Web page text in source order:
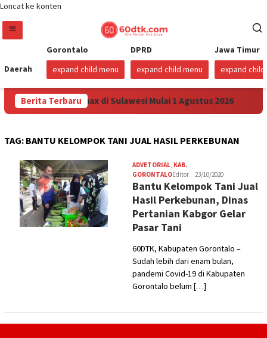
Loncat ke konten
Daerah
Gorontalo
expand child menu
DPRD
expand child menu
Jawa Timur
expand child
Berita Terbaru
Harga Pertamax di Sulawesi Mulai 1 Agustus 2026
TAG: BANTU KELOMPOK TANI JUAL HASIL PERKEBUNAN
ADVETORIAL, KAB.
GORONTALOEditor 23/10/2020
Bantu Kelompok Tani Jual
Hasil Perkebunan, Dinas
Pertanian Kabgor Gelar
Pasar Tani
60DTK, Kabupaten Gorontalo –
Sudah lebih dari enam bulan,
pandemi Covid-19 di Kabupaten
Gorontalo belum […]